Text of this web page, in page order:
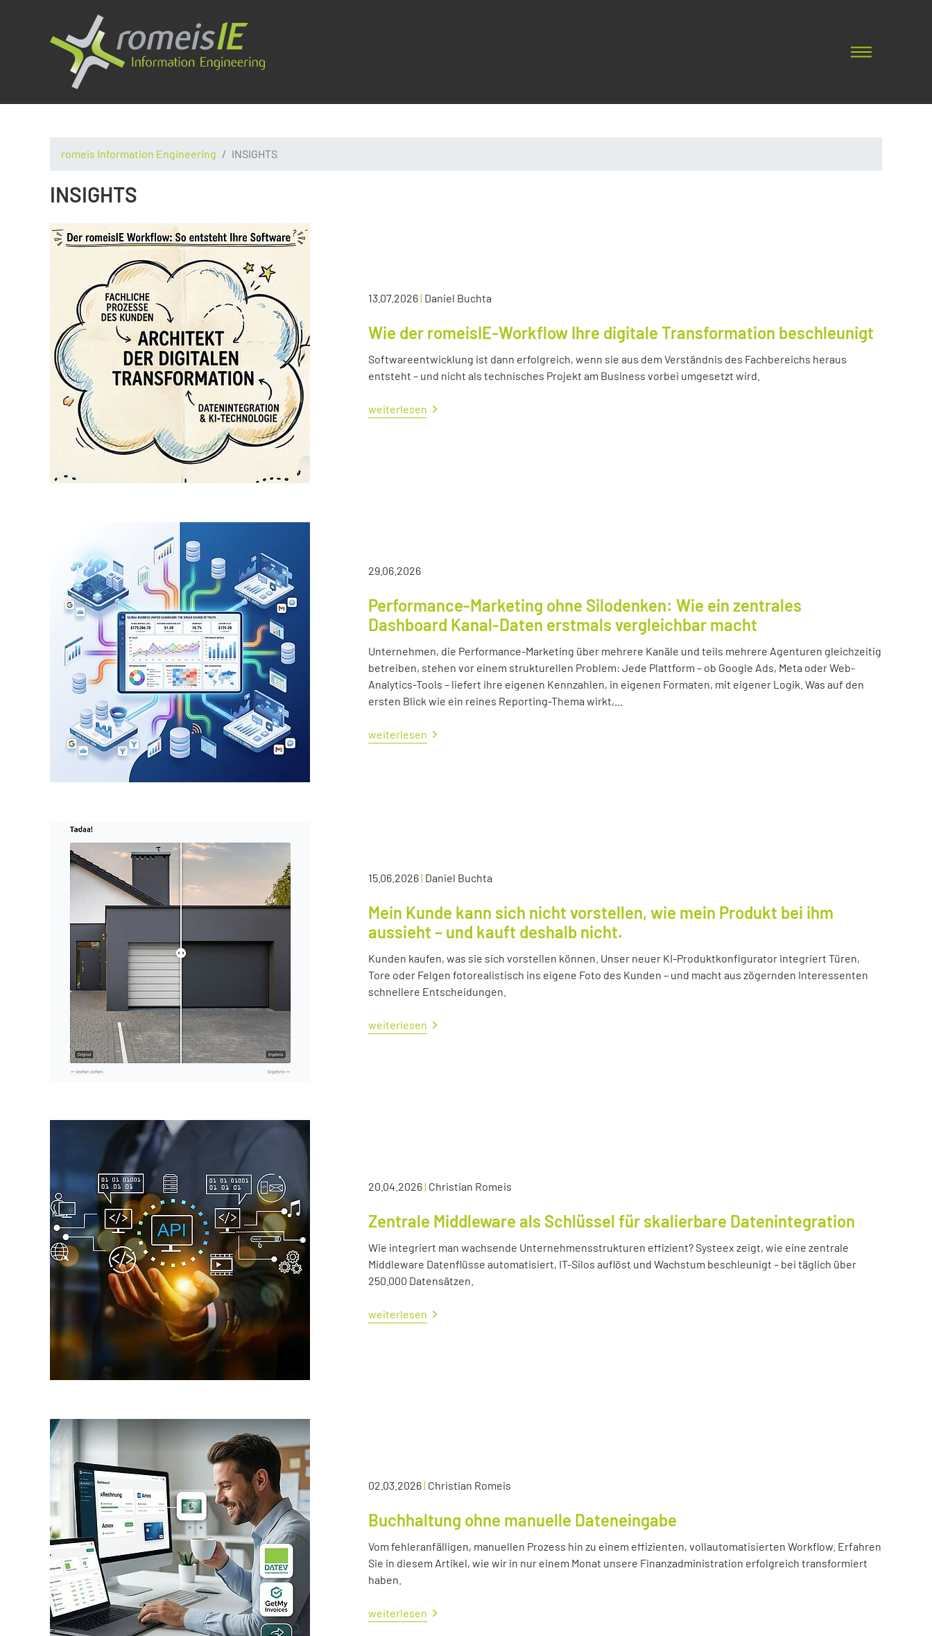
romeis Information Engineering INSIGHTS
INSIGHTS
13.07.2026| Daniel Buchta
Wie der romeisIE-Workflow Ihre digitale Transformation beschleunigt
Softwareentwicklung ist dann erfolgreich, wenn sie aus dem Verständnis des Fachbereichs heraus
entsteht – und nicht als technisches Projekt am Business vorbei umgesetzt wird.
weiterlesen
29.06.2026
Performance-Marketing ohne Silodenken: Wie ein zentrales
Dashboard Kanal-Daten erstmals vergleichbar macht
Unternehmen, die Performance-Marketing über mehrere Kanäle und teils mehrere Agenturen gleichzeitig
betreiben, stehen vor einem strukturellen Problem: Jede Plattform – ob Google Ads, Meta oder Web-
Analytics-Tools – liefert ihre eigenen Kennzahlen, in eigenen Formaten, mit eigener Logik. Was auf den
ersten Blick wie ein reines Reporting-Thema wirkt,...
weiterlesen
15.06.2026| Daniel Buchta
Mein Kunde kann sich nicht vorstellen, wie mein Produkt bei ihm
aussieht – und kauft deshalb nicht.
Kunden kaufen, was sie sich vorstellen können. Unser neuer KI-Produktkonfigurator integriert Türen,
Tore oder Felgen fotorealistisch ins eigene Foto des Kunden – und macht aus zögernden Interessenten
schnellere Entscheidungen.
weiterlesen
20.04.2026| Christian Romeis
Zentrale Middleware als Schlüssel für skalierbare Datenintegration
Wie integriert man wachsende Unternehmensstrukturen effizient? Systeex zeigt, wie eine zentrale
Middleware Datenflüsse automatisiert, IT-Silos auflöst und Wachstum beschleunigt – bei täglich über
250.000 Datensätzen.
weiterlesen
02.03.2026| Christian Romeis
Buchhaltung ohne manuelle Dateneingabe
Vom fehleranfälligen, manuellen Prozess hin zu einem effizienten, vollautomatisierten Workflow. Erfahren
Sie in diesem Artikel, wie wir in nur einem Monat unsere Finanzadministration erfolgreich transformiert
haben.
weiterlesen